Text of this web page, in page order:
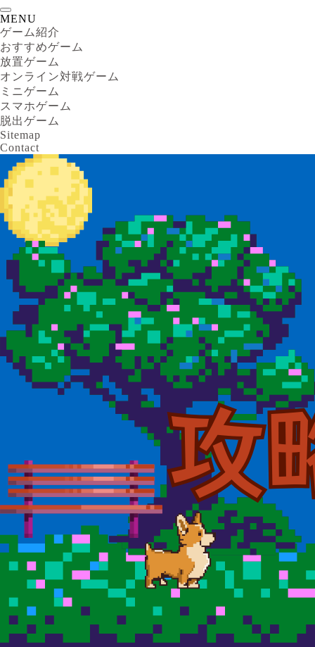
MENU
ゲーム紹介
おすすめゲーム
放置ゲーム
オンライン対戦ゲーム
ミニゲーム
スマホゲーム
脱出ゲーム
Sitemap
Contact